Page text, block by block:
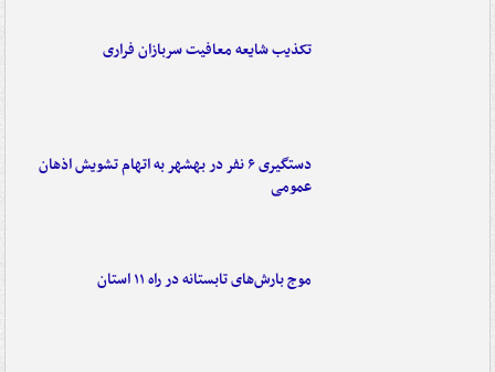
تکذیب شایعه معافیت سربازان فراری
دستگیری ۶ نفر در بهشهر به اتهام تشویش اذهان
عمومی
موج بارش‌های تابستانه در راه ۱۱ استان